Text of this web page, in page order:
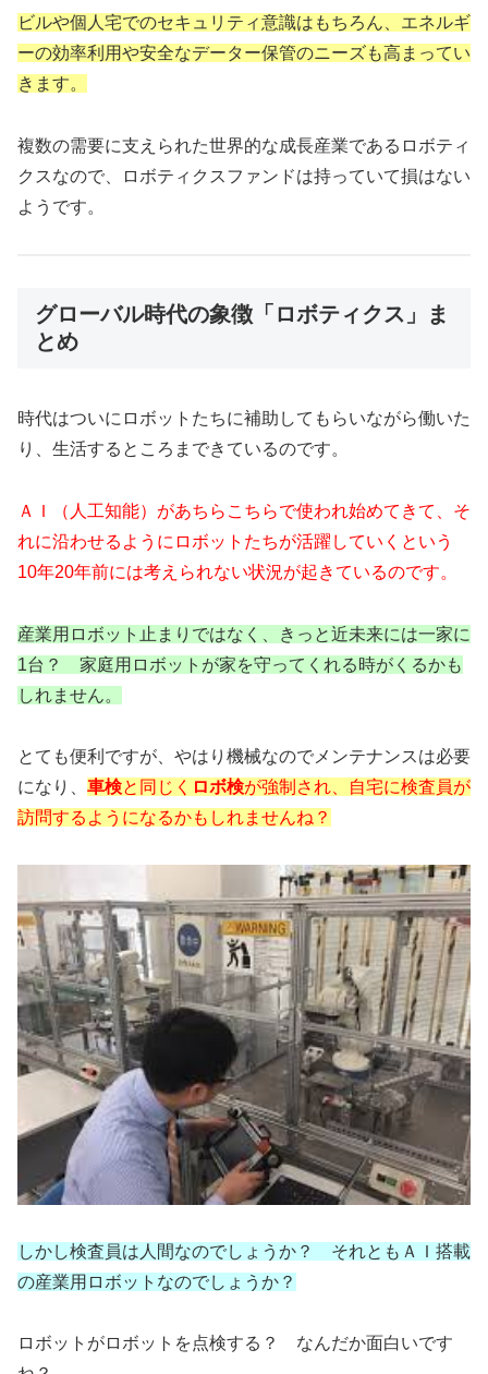
ビルや個人宅でのセキュリティ意識はもちろん、エネルギ
ーの効率利用や安全なデーター保管のニーズも高まってい
きます。
複数の需要に支えられた世界的な成長産業であるロボティ
クスなので、ロボティクスファンドは持っていて損はない
ようです。
グローバル時代の象徴「ロボティクス」ま
とめ
時代はついにロボットたちに補助してもらいながら働いた
り、生活するところまできているのです。
ＡＩ（人工知能）があちらこちらで使われ始めてきて、そ
れに沿わせるようにロボットたちが活躍していくという
10年20年前には考えられない状況が起きているのです。
産業用ロボット止まりではなく、きっと近未来には一家に
1台？ 家庭用ロボットが家を守ってくれる時がくるかも
しれません。
とても便利ですが、やはり機械なのでメンテナンスは必要
になり、 車検と同じく ロボ検が強制され、自宅に検査員が
訪問するようになるかもしれませんね？
しかし検査員は人間なのでしょうか？ それともＡＩ搭載
の産業用ロボットなのでしょうか？
ロボットがロボットを点検する？ なんだか面白いです